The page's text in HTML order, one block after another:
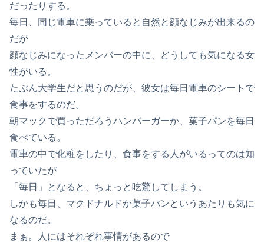
だったりする。
毎日、同じ電車に乗っていると自然と顔なじみが出来るの
だが
顔なじみになったメンバーの中に、どうしても気になる女
性がいる。
たぶん大学生だと思うのだが、彼女は毎日電車のシートで
食事をするのだ。
朝マックで買っただろうハンバーガーか、菓子パンを毎日
食べている。
電車の中で化粧をしたり、食事をする人がいるってのは知
っていたが
「毎日」となると、ちょっと吃驚してしまう。
しかも毎日、マクドナルドか菓子パンというあたりも気に
なるのだ。
まぁ。人にはそれぞれ事情があるので